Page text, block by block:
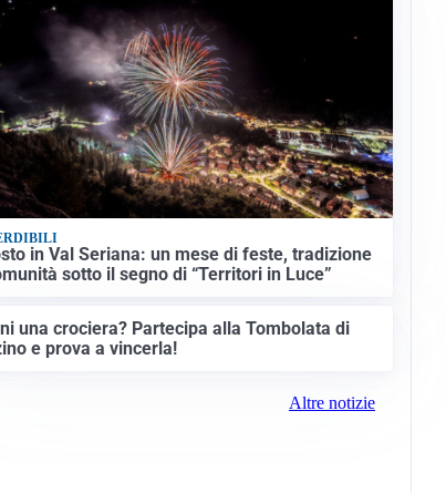
in Val Seriana: un mese di feste, tradizione
sotto il segno di “Territori in Luce”
una crociera? Partecipa alla Tombolata di
e prova a vincerla!
Altre notizie